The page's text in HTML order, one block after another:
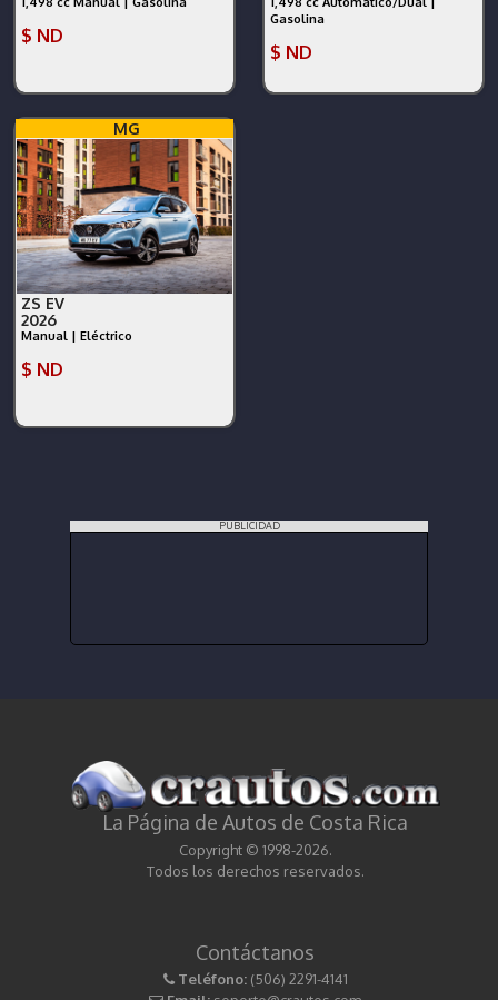
$ ND
Gasolina
$ ND
MG
ZS EV
2026
Manual | Eléctrico
$ ND
PUBLICIDAD
La Página de Autos de Costa Rica
Copyright © 1998-2026.
Todos los derechos reservados.
Contáctanos
Teléfono: (506) 2291-4141